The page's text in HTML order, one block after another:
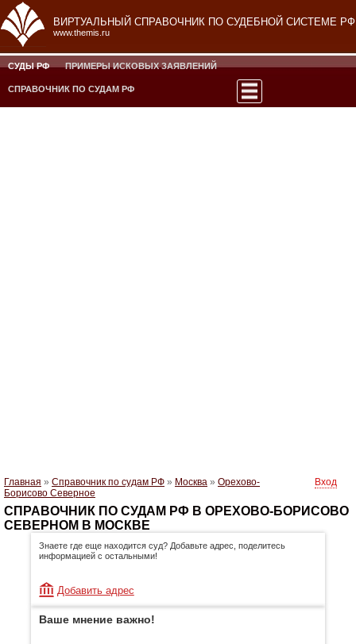
ВИРТУАЛЬНЫЙ СПРАВОЧНИК ПО СУДЕБНОЙ СИСТЕМЕ РФ
www.themis.ru
СУДЫ РФ ПРИМЕРЫ ИСКОВЫХ ЗАЯВЛЕНИЙ
СПРАВОЧНИК ПО СУДАМ РФ
Главная » Справочник по судам РФ » Москва » Орехово-
Борисово Северное
Вход
СПРАВОЧНИК ПО СУДАМ РФ В ОРЕХОВО-БОРИСОВО
СЕВЕРНОМ В МОСКВЕ
Знаете где еще находится суд? Добавьте адрес, поделитесь
информацией с остальными!
Добавить адрес
Ваше мнение важно!